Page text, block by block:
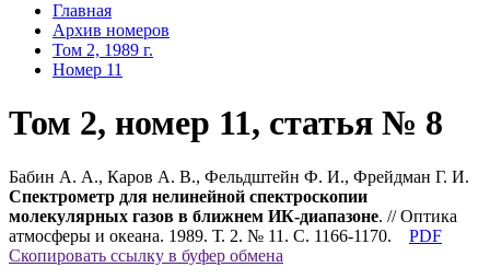
Главная
Архив номеров
Том 2, 1989 г.
Номер 11
Том 2, номер 11, статья № 8
Бабин А. А., Каров А. В., Фельдштейн Ф. И., Фрейдман Г. И.
Спектрометр для нелинейной спектроскопии
молекулярных газов в ближнем ИК-диапазоне. // Оптика
атмосферы и океана. 1989. Т. 2. № 11. С. 1166-1170.
PDF
Скопировать ссылку в буфер обмена